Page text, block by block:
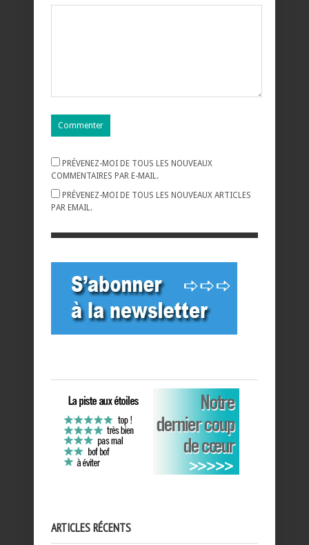
PRÉVENEZ-MOI DE TOUS LES NOUVEAUX
COMMENTAIRES PAR E-MAIL.
PRÉVENEZ-MOI DE TOUS LES NOUVEAUX ARTICLES
PAR EMAIL.
ARTICLES RÉCENTS